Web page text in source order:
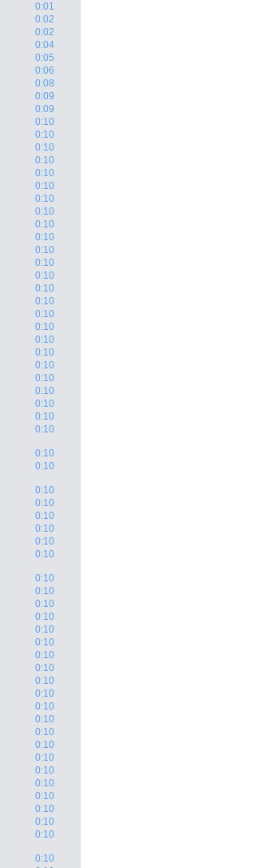
0:01
0:02
0:02
0:04
0:05
0:06
0:08
0:09
0:09
0:10
0:10
0:10
0:10
0:10
0:10
0:10
0:10
0:10
0:10
0:10
0:10
0:10
0:10
0:10
0:10
0:10
0:10
0:10
0:10
0:10
0:10
0:10
0:10
0:10
0:10
0:10
0:10
0:10
0:10
0:10
0:10
0:10
0:10
0:10
0:10
0:10
0:10
0:10
0:10
0:10
0:10
0:10
0:10
0:10
0:10
0:10
0:10
0:10
0:10
0:10
0:10
0:10
0:10
0:10